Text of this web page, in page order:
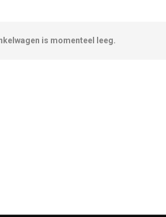
is momenteel leeg.